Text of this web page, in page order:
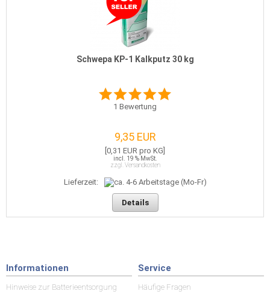
Schwepa KP-1 Kalkputz 30 kg
1 Bewertung
9,35 EUR
[0,31 EUR pro KG]
incl. 19 % MwSt.
zzgl. Versandkosten
Lieferzeit:
Details
Informationen
Hinweise zur Batterieentsorgung
Service
Häufige Fragen